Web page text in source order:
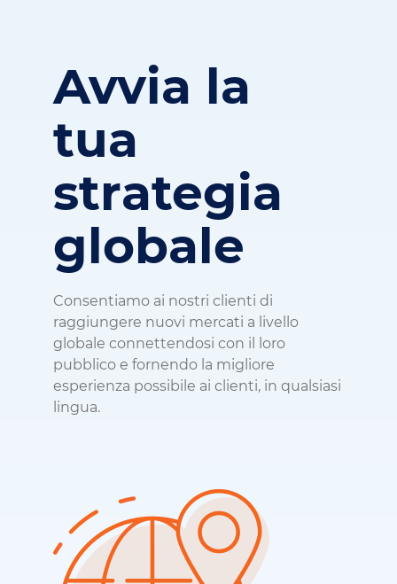
Avvia la
tua
strategia
globale
Consentiamo ai nostri clienti di
raggiungere nuovi mercati a livello
globale connettendosi con il loro
pubblico e fornendo la migliore
esperienza possibile ai clienti, in qualsiasi
lingua.